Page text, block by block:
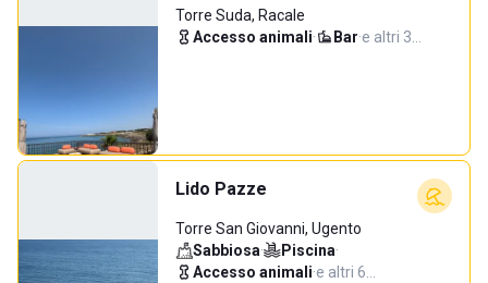
Torre Suda, Racale
Accesso animali· Bar·e altri 3…
Lido Pazze
Torre San Giovanni, Ugento
Sabbiosa· Piscina·
Accesso animali·e altri 6…